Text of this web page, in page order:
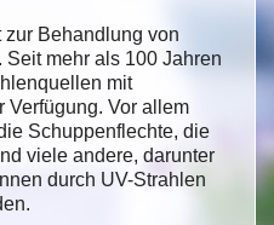
zur Behandlung von
mehr als 100 Jahren
mit
Verfügung. Vor allem
Schuppenflechte, die
viele andere, darunter
durch UV-Strahlen